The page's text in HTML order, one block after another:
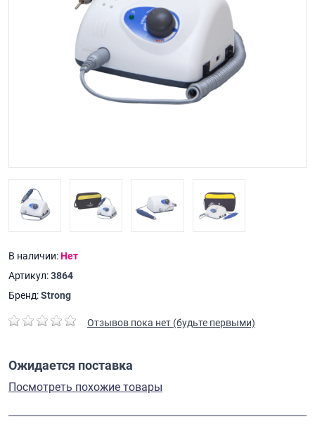
В наличии:Нет
Артикул:3864
Бренд:Strong
Отзывов пока нет (будьте первыми)
Ожидается поставка
Посмотреть похожие товары